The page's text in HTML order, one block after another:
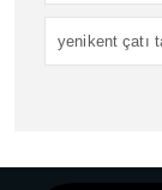
yenikent çatı